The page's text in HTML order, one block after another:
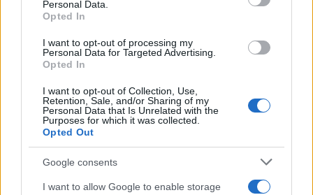
Personal Data.
Opted In
I want to opt-out of processing my
Personal Data for Targeted Advertising.
Opted In
I want to opt-out of Collection, Use,
Retention, Sale, and/or Sharing of my
Personal Data that Is Unrelated with the
Purposes for which it was collected.
Opted Out
Google consents
I want to allow Google to enable storage